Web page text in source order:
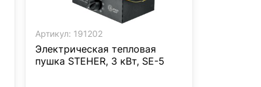
Артикул: 191202
Электрическая тепловая
пушка STEHER, 3 кВт, SE-5